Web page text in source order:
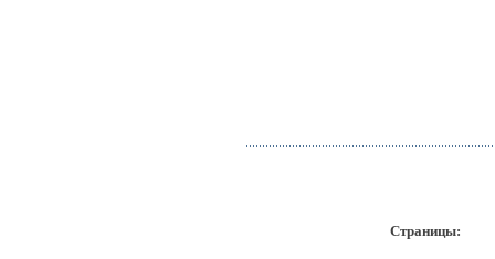
Страницы: